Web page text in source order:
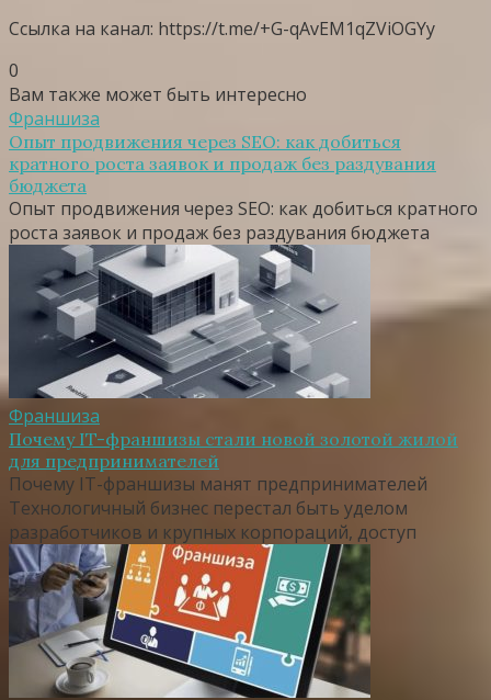
Ссылка на канал: https://t.me/+G-qAvEM1qZViOGYy
0
Вам также может быть интересно
Франшиза
Опыт продвижения через SEO: как добиться
кратного роста заявок и продаж без раздувания
бюджета
Опыт продвижения через SEO: как добиться кратного
роста заявок и продаж без раздувания бюджета
Франшиза
Почему IT-франшизы стали новой золотой жилой
для предпринимателей
Почему IT-франшизы манят предпринимателей
Технологичный бизнес перестал быть уделом
разработчиков и крупных корпораций, доступ